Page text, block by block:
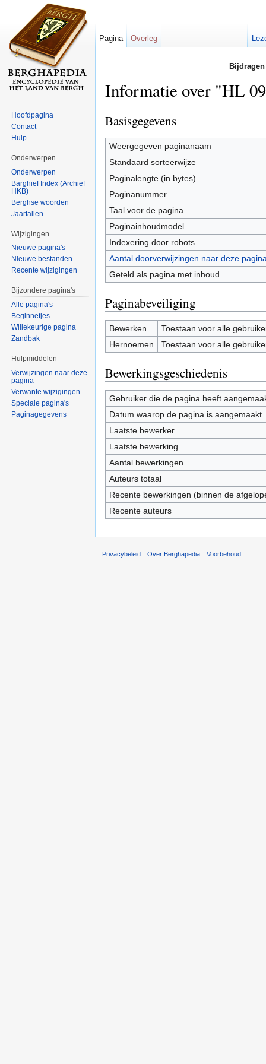
Informatie over "HL
Basisgegevens
Weergegeven paginanaam
Standaard sorteerwijze
Paginalengte (in bytes)
Paginanummer
Taal voor de pagina
Paginainhoudmodel
Indexering door robots
Aantal doorverwijzingen naar deze
Geteld als pagina met inhoud
Paginabeveiliging
Bewerken
Toestaan voor alle
Hernoemen
Toestaan voor alle
Bewerkingsgeschiedenis
Gebruiker die de pagina heeft
Datum waarop de pagina is aangemaakt
Laatste bewerker
Laatste bewerking
Aantal bewerkingen
Auteurs totaal
Recente bewerkingen (binnen de
Recente auteurs
Pagina Overleg
Hoofdpagina
Contact
Hulp
Onderwerpen
Onderwerpen
Barghief Index (Archief
HKB)
Berghse woorden
Jaartallen
Wijzigingen
Nieuwe pagina's
Nieuwe bestanden
Recente wijzigingen
Bijzondere pagina's
Alle pagina's
Beginnetjes
Willekeurige pagina
Zandbak
Hulpmiddelen
Verwijzingen naar deze
pagina
Verwante wijzigingen
Speciale pagina's
Paginagegevens
Privacybeleid Over Berghapedia Voorbehoud